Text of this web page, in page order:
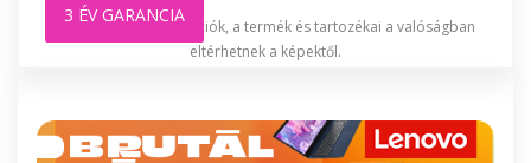
3 ÉV GARANCIA
A fenti képek illusztrációk, a termék és tartozékai a valóságban
eltérhetnek a képektől.